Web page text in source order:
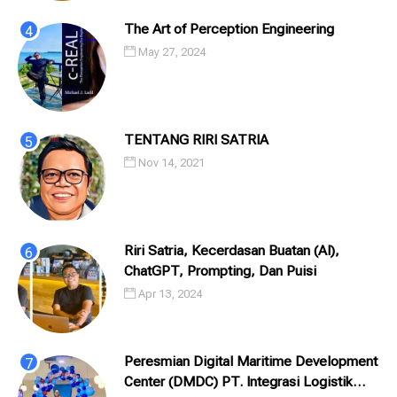
The Art of Perception Engineering
May 27, 2024
TENTANG RIRI SATRIA
Nov 14, 2021
Riri Satria, Kecerdasan Buatan (AI),
ChatGPT, Prompting, Dan Puisi
Apr 13, 2024
Peresmian Digital Maritime Development
Center (DMDC) PT. Integrasi Logistik